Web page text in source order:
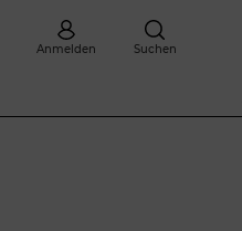
Suchen
Anmelden